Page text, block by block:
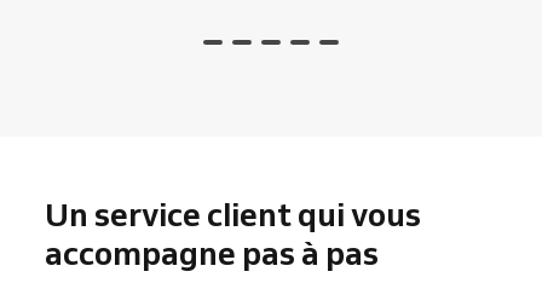
Un service client qui vous
accompagne pas à pas